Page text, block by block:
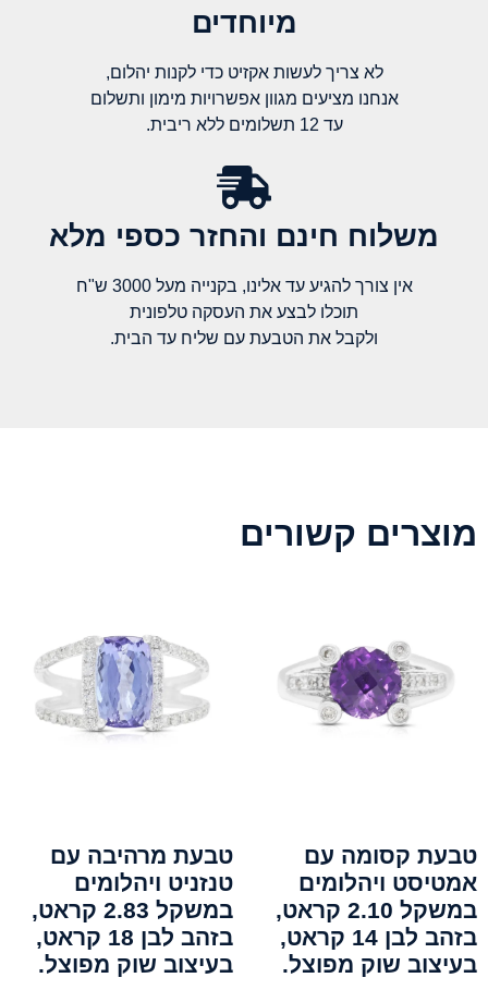
מיוחדים
לא צריך לעשות אקזיט כדי לקנות יהלום,
אנחנו מציעים מגוון אפשרויות מימון ותשלום
עד 12 תשלומים ללא ריבית.
משלוח חינם והחזר כספי מלא​
אין צורך להגיע עד אלינו, בקנייה מעל 3000 ש"ח
תוכלו לבצע את העסקה טלפונית
ולקבל את הטבעת עם שליח עד הבית.
מוצרים קשורים
טבעת קסומה עם
אמטיסט ויהלומים
במשקל 2.10 קראט,
בזהב לבן 14 קראט,
בעיצוב שוק מפוצל.
טבעת מרהיבה עם
טנזניט ויהלומים
במשקל 2.83 קראט,
בזהב לבן 18 קראט,
בעיצוב שוק מפוצל.